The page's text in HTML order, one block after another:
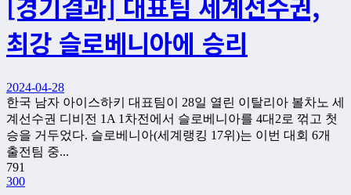
최강 슬로베니아에 승리
2024-04-28
한국 남자 아이스하키 대표팀이 28일 열린 이탈리아 볼차노 세
계선수권 디비전 1A 1차전에서 슬로베니아를 4대2로 꺾고 첫
승을 거두었다. 슬로베니아(세계랭킹 17위)는 이번 대회 6개
출전팀 중...
791
300